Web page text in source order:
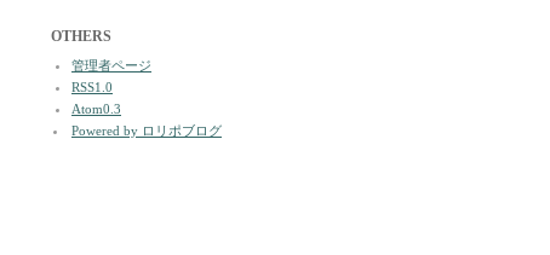
OTHERS
管理者ページ
RSS1.0
Atom0.3
Powered by ロリポブログ